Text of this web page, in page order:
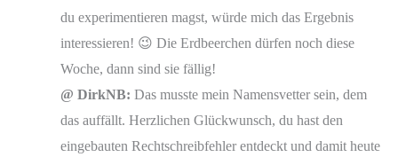
du experimentieren magst, würde mich das Ergebnis
interessieren! 😉 Die Erdbeerchen dürfen noch diese
Woche, dann sind sie fällig!
@ DirkNB: Das musste mein Namensvetter sein, dem
das auffällt. Herzlichen Glückwunsch, du hast den
eingebauten Rechtschreibfehler entdeckt und damit heute